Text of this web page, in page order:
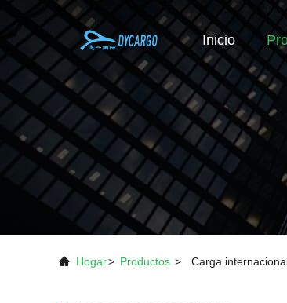
Inicio
Hogar> Productos > Carga